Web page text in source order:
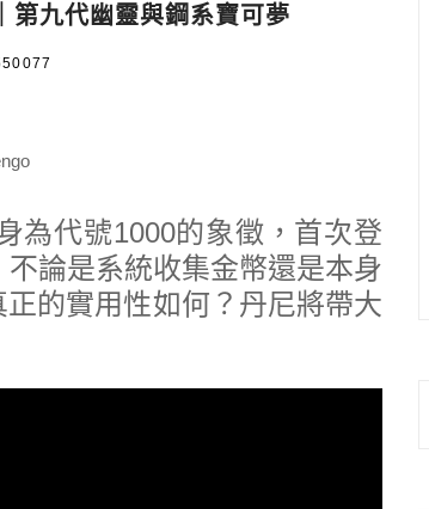
九代幽靈與鋼系寶可夢
為代號1000的象徵，首次登
論是系統收集金幣還是本身
的實用性如何？丹尼將帶大